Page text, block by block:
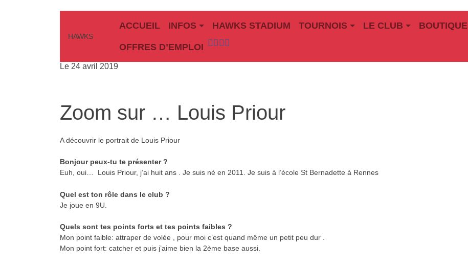
Hawks Baseball Softball
HAWKS
ACCUEIL INFOS HAWKS STADIUM TOURNOIS LE CLUB BOUTIQUE
OFFRES D’EMPLOI
Le 24 avril 2019
Zoom sur … Louis Priour
A découvrir le portrait de Louis Priour
Bonjour peux-tu te présenter ?
Euh, oui…
Louis Priour, j’ai huit ans . Je suis né en 2011. Je suis à l’école St Bernadette à Rennes
Quel est ton rôle dans le club ?
Je joue en 9U.
Quels sont tes points forts et tes points faibles ?
Mon point faible: attraper de volée , pour moi c’est quand même un petit peu dur .
Mon point fort: catcher et puis j’aime bien la 2ème base aussi.